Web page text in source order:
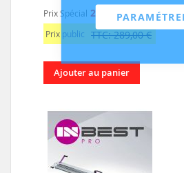
Prix Spécial 240,83 €
Prix public TTC: 289,00 €
Ajouter au panier